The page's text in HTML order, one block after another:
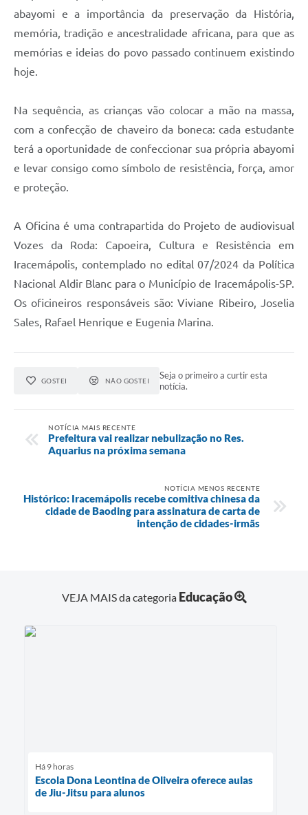
abayomi e a importância da preservação da História,
memória, tradição e ancestralidade africana, para que as
memórias e ideias do povo passado continuem existindo
hoje.
Na sequência, as crianças vão colocar a mão na massa,
com a confecção de chaveiro da boneca: cada estudante
terá a oportunidade de confeccionar sua própria abayomi
e levar consigo como símbolo de resistência, força, amor
e proteção.
A Oficina é uma contrapartida do Projeto de audiovisual
Vozes da Roda: Capoeira, Cultura e Resistência em
Iracemápolis, contemplado no edital 07/2024 da Política
Nacional Aldir Blanc para o Município de Iracemápolis-SP.
Os oficineiros responsáveis são: Viviane Ribeiro, Joselia
Sales, Rafael Henrique e Eugenia Marina.
GOSTEI NÃO GOSTEI
Seja o primeiro a curtir esta
notícia.
NOTÍCIA MAIS RECENTE
Prefeitura vai realizar nebulização no Res.
Aquarius na próxima semana
NOTÍCIA MENOS RECENTE
Histórico: Iracemápolis recebe comitiva chinesa da
cidade de Baoding para assinatura de carta de
intenção de cidades-irmãs
VEJA MAIS da categoria Educação
Há 9 horas
Escola Dona Leontina de Oliveira oferece aulas
de Jiu-Jitsu para alunos